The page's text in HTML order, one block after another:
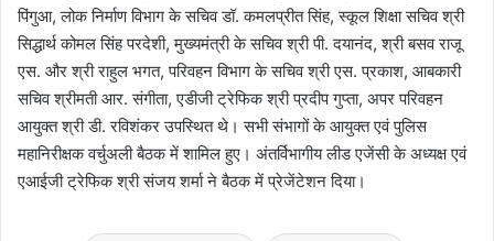
पिंगुआ, लोक निर्माण विभाग के सचिव डॉ. कमलप्रीत सिंह, स्कूल शिक्षा सचिव श्री
सिद्धार्थ कोमल सिंह परदेशी, मुख्यमंत्री के सचिव श्री पी. दयानंद, श्री बसव राजू
एस. और श्री राहुल भगत, परिवहन विभाग के सचिव श्री एस. प्रकाश, आबकारी
सचिव श्रीमती आर. संगीता, एडीजी ट्रेफिक श्री प्रदीप गुप्ता, अपर परिवहन
आयुक्त श्री डी. रविशंकर उपस्थित थे। सभी संभागों के आयुक्त एवं पुलिस
महानिरीक्षक वर्चुअली बैठक में शामिल हुए। अंतर्विभागीय लीड एजेंसी के अध्यक्ष एवं
एआईजी ट्रेफिक श्री संजय शर्मा ने बैठक में प्रेजेंटेशन दिया।